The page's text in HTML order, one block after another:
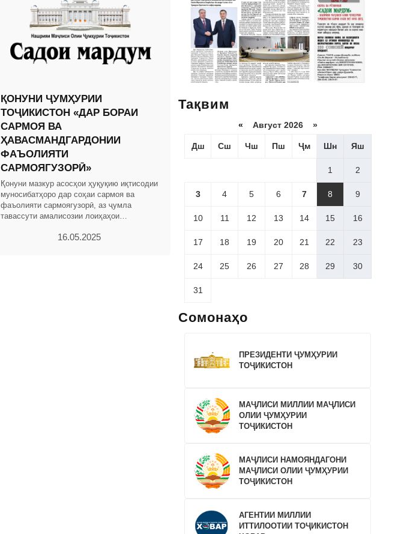
ҚОНУНИ ҶУМҲУРИИ
ТОҶИКИСТОН «ДАР БОРАИ
САРМОЯ ВА
ҲАВАСМАНДГАРДОНИИ
ФАЪОЛИЯТИ
САРМОЯГУЗОРӢ»
Қонуни мазкур асосҳои ҳуқуқию иқтисодии
муносибатҳоро дар соҳаи сармоя ва
фаъолияти сармоягузорӣ, аз ҷумла
тавассути амалисозии лоиҳаҳои
ҳавасмандгардонӣ ва16.05.2025
Тақвим
« Август 2026 »
Дш Сш Чш Пш Ҷм Шн Яш
1 2
3 4 5 6 7 8 9
10 11 12 13 14 15 16
17 18 19 20 21 22 23
24 25 26 27 28 29 30
31
Сомонаҳо
ПРЕЗИДЕНТИ ҶУМҲУРИИ
ТОҶИКИСТОН
МАҶЛИСИ МИЛЛИИ МАҶЛИСИ
ОЛИИ ҶУМҲУРИИ
ТОҶИКИСТОН
МАҶЛИСИ НАМОЯНДАГОНИ
МАҶЛИСИ ОЛИИ ҶУМҲУРИИ
ТОҶИКИСТОН
АГЕНТИИ МИЛЛИИ
ИТТИЛООТИИ ТОҶИКИСТОН